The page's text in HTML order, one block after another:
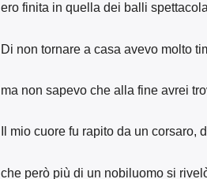
ero finita in quella dei balli
Di non tornare a casa avevo molto
ma non sapevo che alla fine avrei
Il mio cuore fu rapito da un corsaro,
che però più di un nobiluomo si